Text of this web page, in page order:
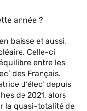
année ?
baisse et aussi,
Celle-ci
entre les
des Français.
d’élec’ depuis
de 2021, alors
la quasi-totalité de